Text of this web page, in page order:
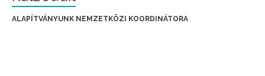
ALAPÍTVÁNYUNK NEMZETKÖZI KOORDINÁTORA